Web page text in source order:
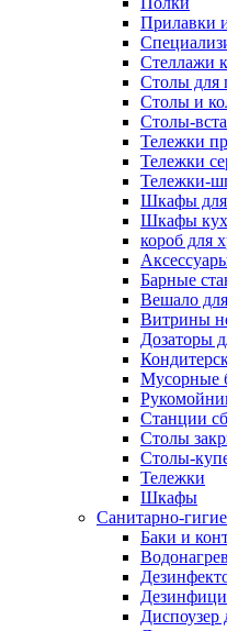
Прилавки
Стеллажи
Столы для
Столы и
Столы-
Тележки
Тележки
Тележки-
Шкафы
Шкафы
короб для
Барные
Вешало
Витрины
Дозаторы
Мусорные
Станции
Столы
Столы-
Тележки
Шкафы
Санитарно-
Баки и
Диспоузер